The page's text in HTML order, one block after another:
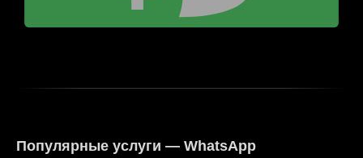
Популярные услуги — WhatsApp